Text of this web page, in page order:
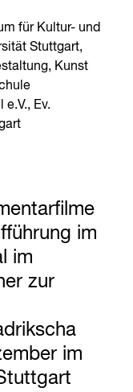
für Kultur- und
Stuttgart,
Kunst
Ev.
im
im
zur
im